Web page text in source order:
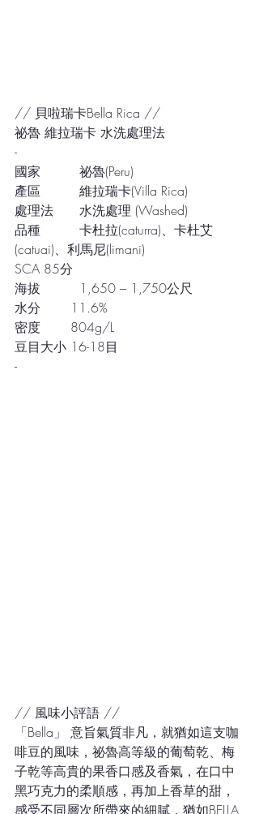
// 貝啦瑞卡Bella Rica //
祕魯 維拉瑞卡 水洗處理法
-
國家　　　祕魯(Peru)
產區　　　維拉瑞卡(Villa Rica)
處理法　　水洗處理 (Washed)
品種　　　卡杜拉(caturra)、卡杜艾
(catuai)、利馬尼(limani)
SCA 85分
海拔　　　1,650 – 1,750公尺
水分　　 11.6%
密度　　 804g/L
豆目大小 16-18目
-
// 風味小評語 //
「Bella」 意旨氣質非凡，就猶如這支咖
啡豆的風味，祕魯高等級的葡萄乾、梅
子乾等高貴的果香口感及香氣，在口中
黑巧克力的柔順感，再加上香草的甜，
感受不同層次所帶來的細膩，猶如BELLA